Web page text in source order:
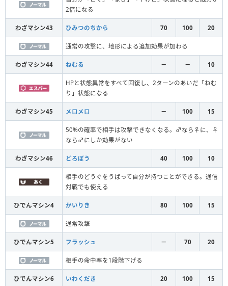
2倍になる
わざマシン43 ひみつのちから 70 100 20
通常の攻撃に、地形による追加効果が加わる
わざマシン44 ねむる － － 10
HPと状態異常をすべて回復し、2ターンのあいだ「ねむ
り」状態になる
わざマシン45 メロメロ － 100 15
50%の確率で相手は攻撃できなくなる。♂なら♀に、♀
なら♂にしか効果がない
わざマシン46 どろぼう 40 100 10
相手のどうぐをうばって自分が持つことができる。通信
対戦でも使える
ひでんマシン4 かいりき 80 100 15
通常攻撃
ひでんマシン5 フラッシュ － 70 20
相手の命中率を1段階下げる
ひでんマシン6 いわくだき 20 100 15